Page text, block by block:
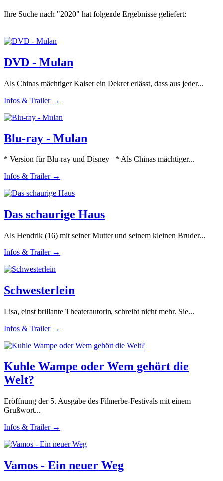
Ihre Suche nach "2020" hat folgende Ergebnisse geliefert:
DVD - Mulan
Als Chinas mächtiger Kaiser ein Dekret erlässt, dass aus jeder...
Infos & Trailer →
Blu-ray - Mulan
* Version für Blu-ray und Disney+ * Als Chinas mächtiger...
Infos & Trailer →
Das schaurige Haus
Als Hendrik (16) mit seiner Mutter und seinem kleinen Bruder...
Infos & Trailer →
Schwesterlein
Lisa, einst brillante Theaterautorin, schreibt nicht mehr. Sie...
Infos & Trailer →
Kuhle Wampe oder Wem gehört die
Welt?
Eröffnung der 5. Ausgabe des Filmerbe-Festivals mit einem
Grußwort...
Infos & Trailer →
Vamos - Ein neuer Weg